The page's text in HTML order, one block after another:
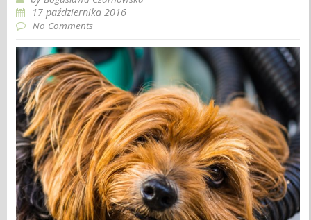
17 października 2016
No Comments